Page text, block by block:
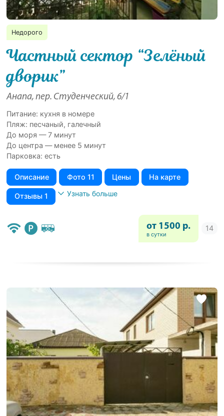
Недорого
Частный сектор “Зелёный
дворик”
Анапа, пер. Студенческий, 6/1
Питание: кухня в номере
Пляж: песчаный, галечный
До моря — 7 минут
До центра — менее 5 минут
Парковка: есть
Описание Фото 11 Цены На карте
Отзывы 1 Узнать больше
от 1500 р.
в сутки